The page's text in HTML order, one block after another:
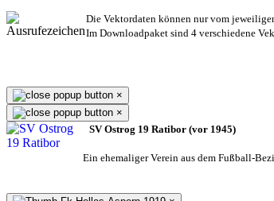
Die Vektordaten können nur vom
Im Downloadpaket sind 4 verschiedene
×
×
SV Ostrog 19 Ratibor (vor 1945)
Ein ehemaliger Verein aus dem Fußball-